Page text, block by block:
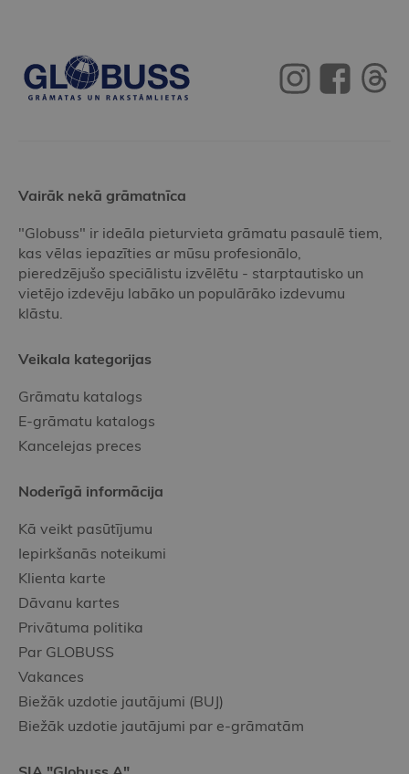
Vairāk nekā grāmatnīca
"Globuss" ir ideāla pieturvieta grāmatu pasaulē tiem,
kas vēlas iepazīties ar mūsu profesionālo,
pieredzējušo speciālistu izvēlētu - starptautisko un
vietējo izdevēju labāko un populārāko izdevumu
klāstu.
Veikala kategorijas
Grāmatu katalogs
E-grāmatu katalogs
Kancelejas preces
Noderīgā informācija
Kā veikt pasūtījumu
Iepirkšanās noteikumi
Klienta karte
Dāvanu kartes
Privātuma politika
Par GLOBUSS
Vakances
Biežāk uzdotie jautājumi (BUJ)
Biežāk uzdotie jautājumi par e-grāmatām